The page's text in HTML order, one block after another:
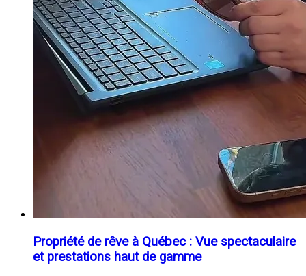
Propriété de rêve à Québec : Vue spectaculaire
et prestations haut de gamme